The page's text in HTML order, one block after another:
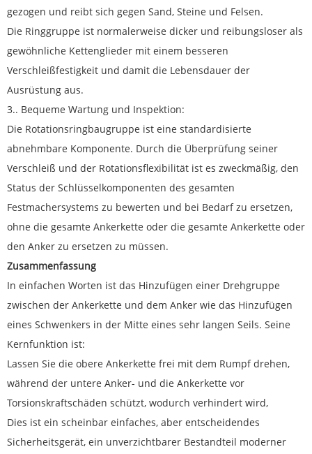
gezogen und reibt sich gegen Sand, Steine ​​und Felsen.
Die Ringgruppe ist normalerweise dicker und reibungsloser als
gewöhnliche Kettenglieder mit einem besseren
Verschleißfestigkeit und damit die Lebensdauer der
Ausrüstung aus.
3.. Bequeme Wartung und Inspektion:
Die Rotationsringbaugruppe ist eine standardisierte
abnehmbare Komponente. Durch die Überprüfung seiner
Verschleiß und der Rotationsflexibilität ist es zweckmäßig, den
Status der Schlüsselkomponenten des gesamten
Festmachersystems zu bewerten und bei Bedarf zu ersetzen,
ohne die gesamte Ankerkette oder die gesamte Ankerkette oder
den Anker zu ersetzen zu müssen.
Zusammenfassung
In einfachen Worten ist das Hinzufügen einer Drehgruppe
zwischen der Ankerkette und dem Anker wie das Hinzufügen
eines Schwenkers in der Mitte eines sehr langen Seils. Seine
Kernfunktion ist:
Lassen Sie die obere Ankerkette frei mit dem Rumpf drehen,
während der untere Anker- und die Ankerkette vor
Torsionskraftschäden schützt, wodurch verhindert wird,
Dies ist ein scheinbar einfaches, aber entscheidendes
Sicherheitsgerät, ein unverzichtbarer Bestandteil moderner